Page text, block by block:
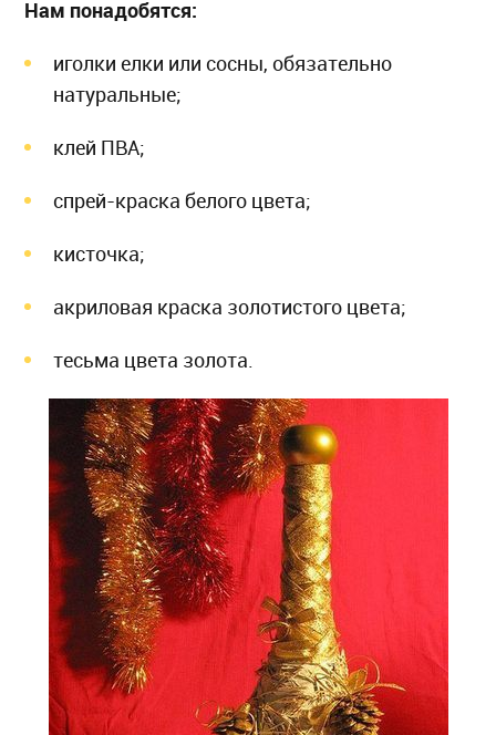
Нам понадобятся:
иголки елки или сосны, обязательно
натуральные;
клей ПВА;
спрей-краска белого цвета;
кисточка;
акриловая краска золотистого цвета;
тесьма цвета золота.